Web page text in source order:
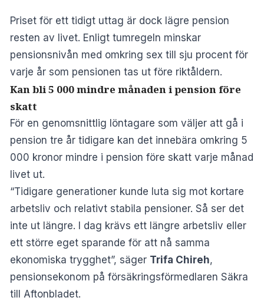
Priset för ett tidigt uttag är dock lägre pension
resten av livet. Enligt tumregeln minskar
pensionsnivån med omkring sex till sju procent för
varje år som pensionen tas ut före riktåldern.
Kan bli 5 000 mindre månaden i pension före
skatt
För en genomsnittlig löntagare som väljer att gå i
pension tre år tidigare kan det innebära omkring 5
000 kronor mindre i pension före skatt varje månad
livet ut.
“Tidigare generationer kunde luta sig mot kortare
arbetsliv och relativt stabila pensioner. Så ser det
inte ut längre. I dag krävs ett längre arbetsliv eller
ett större eget sparande för att nå samma
ekonomiska trygghet”, säger Trifa Chireh,
pensionsekonom på försäkringsförmedlaren Säkra
till Aftonbladet.